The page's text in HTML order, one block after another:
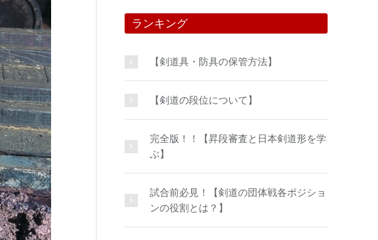
ランキング
【剣道具・防具の保管方法】
【剣道の段位について】
完全版！！【昇段審査と日本剣道形を学
ぶ】
試合前必見！【剣道の団体戦各ポジショ
ンの役割とは？】